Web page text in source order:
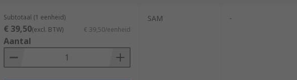
Subtotaal (1 eenheid)
€ 39,50(excl. BTW) € 39,50/eenheid
Aantal
SAM -